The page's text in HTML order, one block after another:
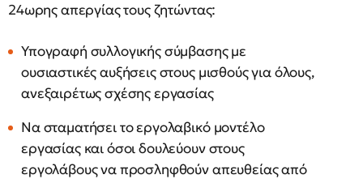
24ωρης απεργίας τους ζητώντας:
Υπογραφή συλλογικής σύμβασης με
ουσιαστικές αυξήσεις στους μισθούς για όλους,
ανεξαιρέτως σχέσης εργασίας
Να σταματήσει το εργολαβικό μοντέλο
εργασίας και όσοι δουλεύουν στους
εργολάβους να προσληφθούν απευθείας από